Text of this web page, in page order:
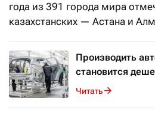
года из 391 города мира
казахстанских — Астана и
Производить
становится
Читать